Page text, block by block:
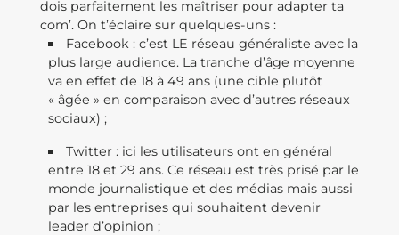
dois parfaitement les maîtriser pour adapter ta
com’. On t’éclaire sur quelques-uns :
Facebook : c’est LE réseau généraliste avec la
plus large audience. La tranche d’âge moyenne
va en effet de 18 à 49 ans (une cible plutôt
« âgée » en comparaison avec d’autres réseaux
sociaux) ;
Twitter : ici les utilisateurs ont en général
entre 18 et 29 ans. Ce réseau est très prisé par le
monde journalistique et des médias mais aussi
par les entreprises qui souhaitent devenir
leader d’opinion ;